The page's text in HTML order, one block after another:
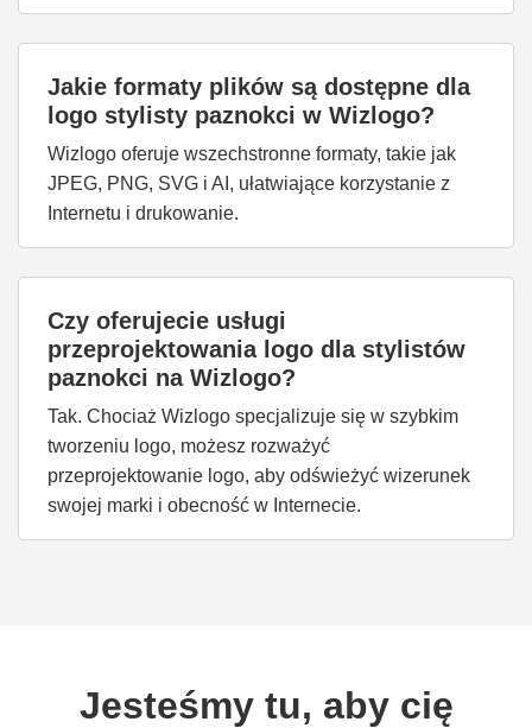
Jakie formaty plików są dostępne dla
logo stylisty paznokci w Wizlogo?
Wizlogo oferuje wszechstronne formaty, takie jak
JPEG, PNG, SVG i AI, ułatwiające korzystanie z
Internetu i drukowanie.
Czy oferujecie usługi
przeprojektowania logo dla stylistów
paznokci na Wizlogo?
Tak. Chociaż Wizlogo specjalizuje się w szybkim
tworzeniu logo, możesz rozważyć
przeprojektowanie logo, aby odświeżyć wizerunek
swojej marki i obecność w Internecie.
Jesteśmy tu, aby cię